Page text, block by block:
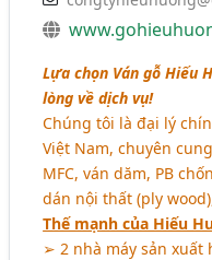
Lựa chọn Ván gỗ Hiếu
lòng về dịch vụ!
Chúng tôi là đại lý
Việt Nam, chuyên
MFC, ván dăm, PB
dán nội thất (ply
Thế mạnh của Hiếu
➢ 2 nhà máy sản